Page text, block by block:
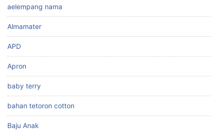
aelempang nama
Almamater
APD
Apron
baby terry
bahan tetoron cotton
Baju Anak